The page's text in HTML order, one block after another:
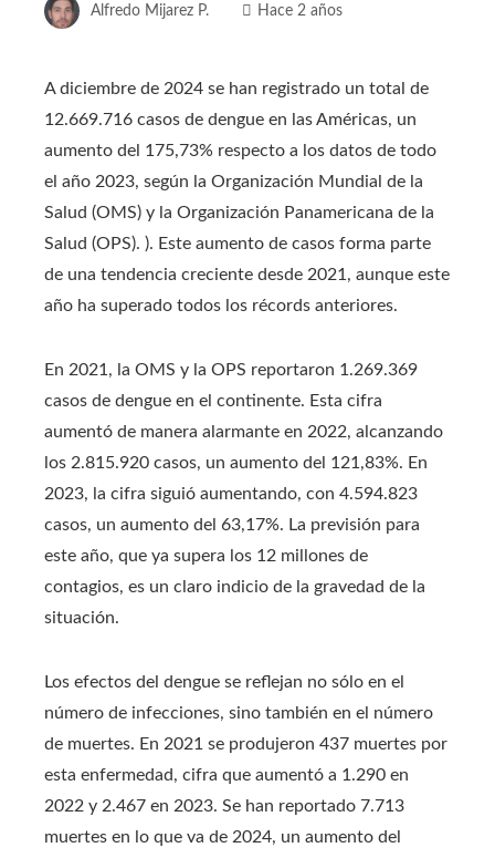
Alfredo Mijarez P. Hace 2 años
A diciembre de 2024 se han registrado un total de
12.669.716 casos de dengue en las Américas, un
aumento del 175,73% respecto a los datos de todo
el año 2023, según la Organización Mundial de la
Salud (OMS) y la Organización Panamericana de la
Salud (OPS). ). Este aumento de casos forma parte
de una tendencia creciente desde 2021, aunque este
año ha superado todos los récords anteriores.
En 2021, la OMS y la OPS reportaron 1.269.369
casos de dengue en el continente. Esta cifra
aumentó de manera alarmante en 2022, alcanzando
los 2.815.920 casos, un aumento del 121,83%. En
2023, la cifra siguió aumentando, con 4.594.823
casos, un aumento del 63,17%. La previsión para
este año, que ya supera los 12 millones de
contagios, es un claro indicio de la gravedad de la
situación.
Los efectos del dengue se reflejan no sólo en el
número de infecciones, sino también en el número
de muertes. En 2021 se produjeron 437 muertes por
esta enfermedad, cifra que aumentó a 1.290 en
2022 y 2.467 en 2023. Se han reportado 7.713
muertes en lo que va de 2024, un aumento del